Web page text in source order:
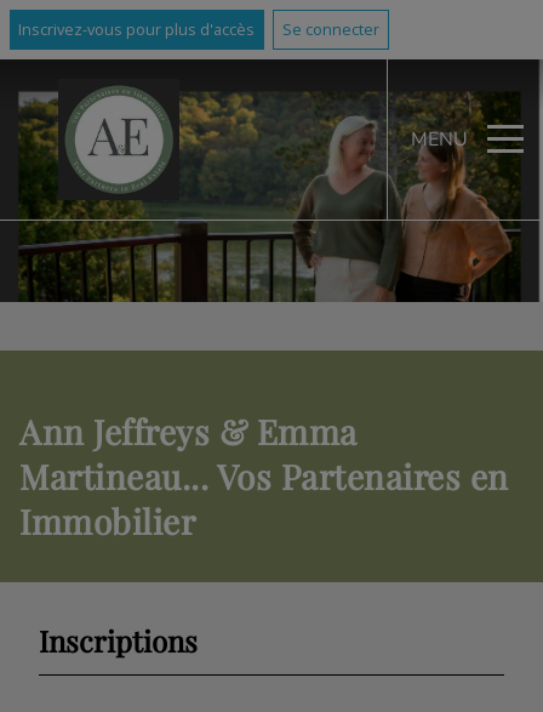
Inscrivez-vous pour plus d'accès Se connecter
MENU
Ann Jeffreys & Emma
Martineau... Vos Partenaires en
Immobilier
Inscriptions